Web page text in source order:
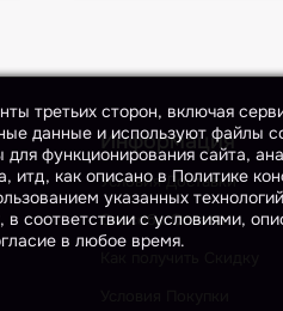
Информация
Условия Доставки
Способы Оплаты
третьих сторон, включая
данные и используют файлы
функционирования сайта,
итд, как описано в Политике
указанных
соответствии с условиями,
в любое время.